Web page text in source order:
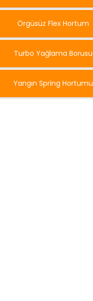
Örgüsüz Flex Hortum
Turbo Yağlama Borusu
Yangın Spring Hortumu